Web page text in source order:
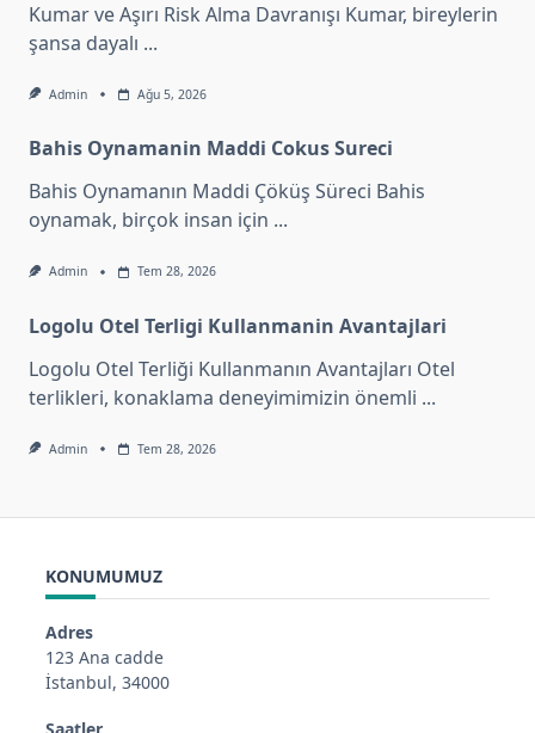
Kumar ve Aşırı Risk Alma Davranışı Kumar, bireylerin
şansa dayalı ...
Admin Ağu 5, 2026
Bahis Oynamanin Maddi Cokus Sureci
Bahis Oynamanın Maddi Çöküş Süreci Bahis
oynamak, birçok insan için ...
Admin Tem 28, 2026
Logolu Otel Terligi Kullanmanin Avantajlari
Logolu Otel Terliği Kullanmanın Avantajları Otel
terlikleri, konaklama deneyimimizin önemli ...
Admin Tem 28, 2026
KONUMUMUZ
Adres
123 Ana cadde
İstanbul, 34000